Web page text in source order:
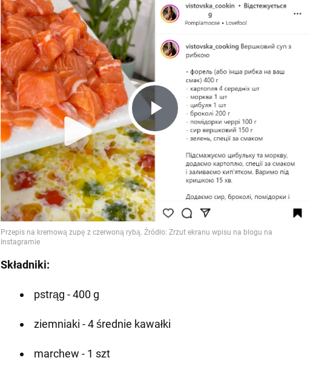
Play
Video
Składniki:
pstrąg - 400 g
ziemniaki - 4 średnie kawałki
marchew - 1 szt